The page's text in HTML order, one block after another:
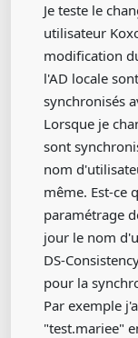
Je teste le
utilisateur
modification
l'AD locale
synchronisés
Lorsque je
sont
nom
même. Est-ce
paramétrage
jour le nom
DS-
pour la
Par exemple
"test.mariee"